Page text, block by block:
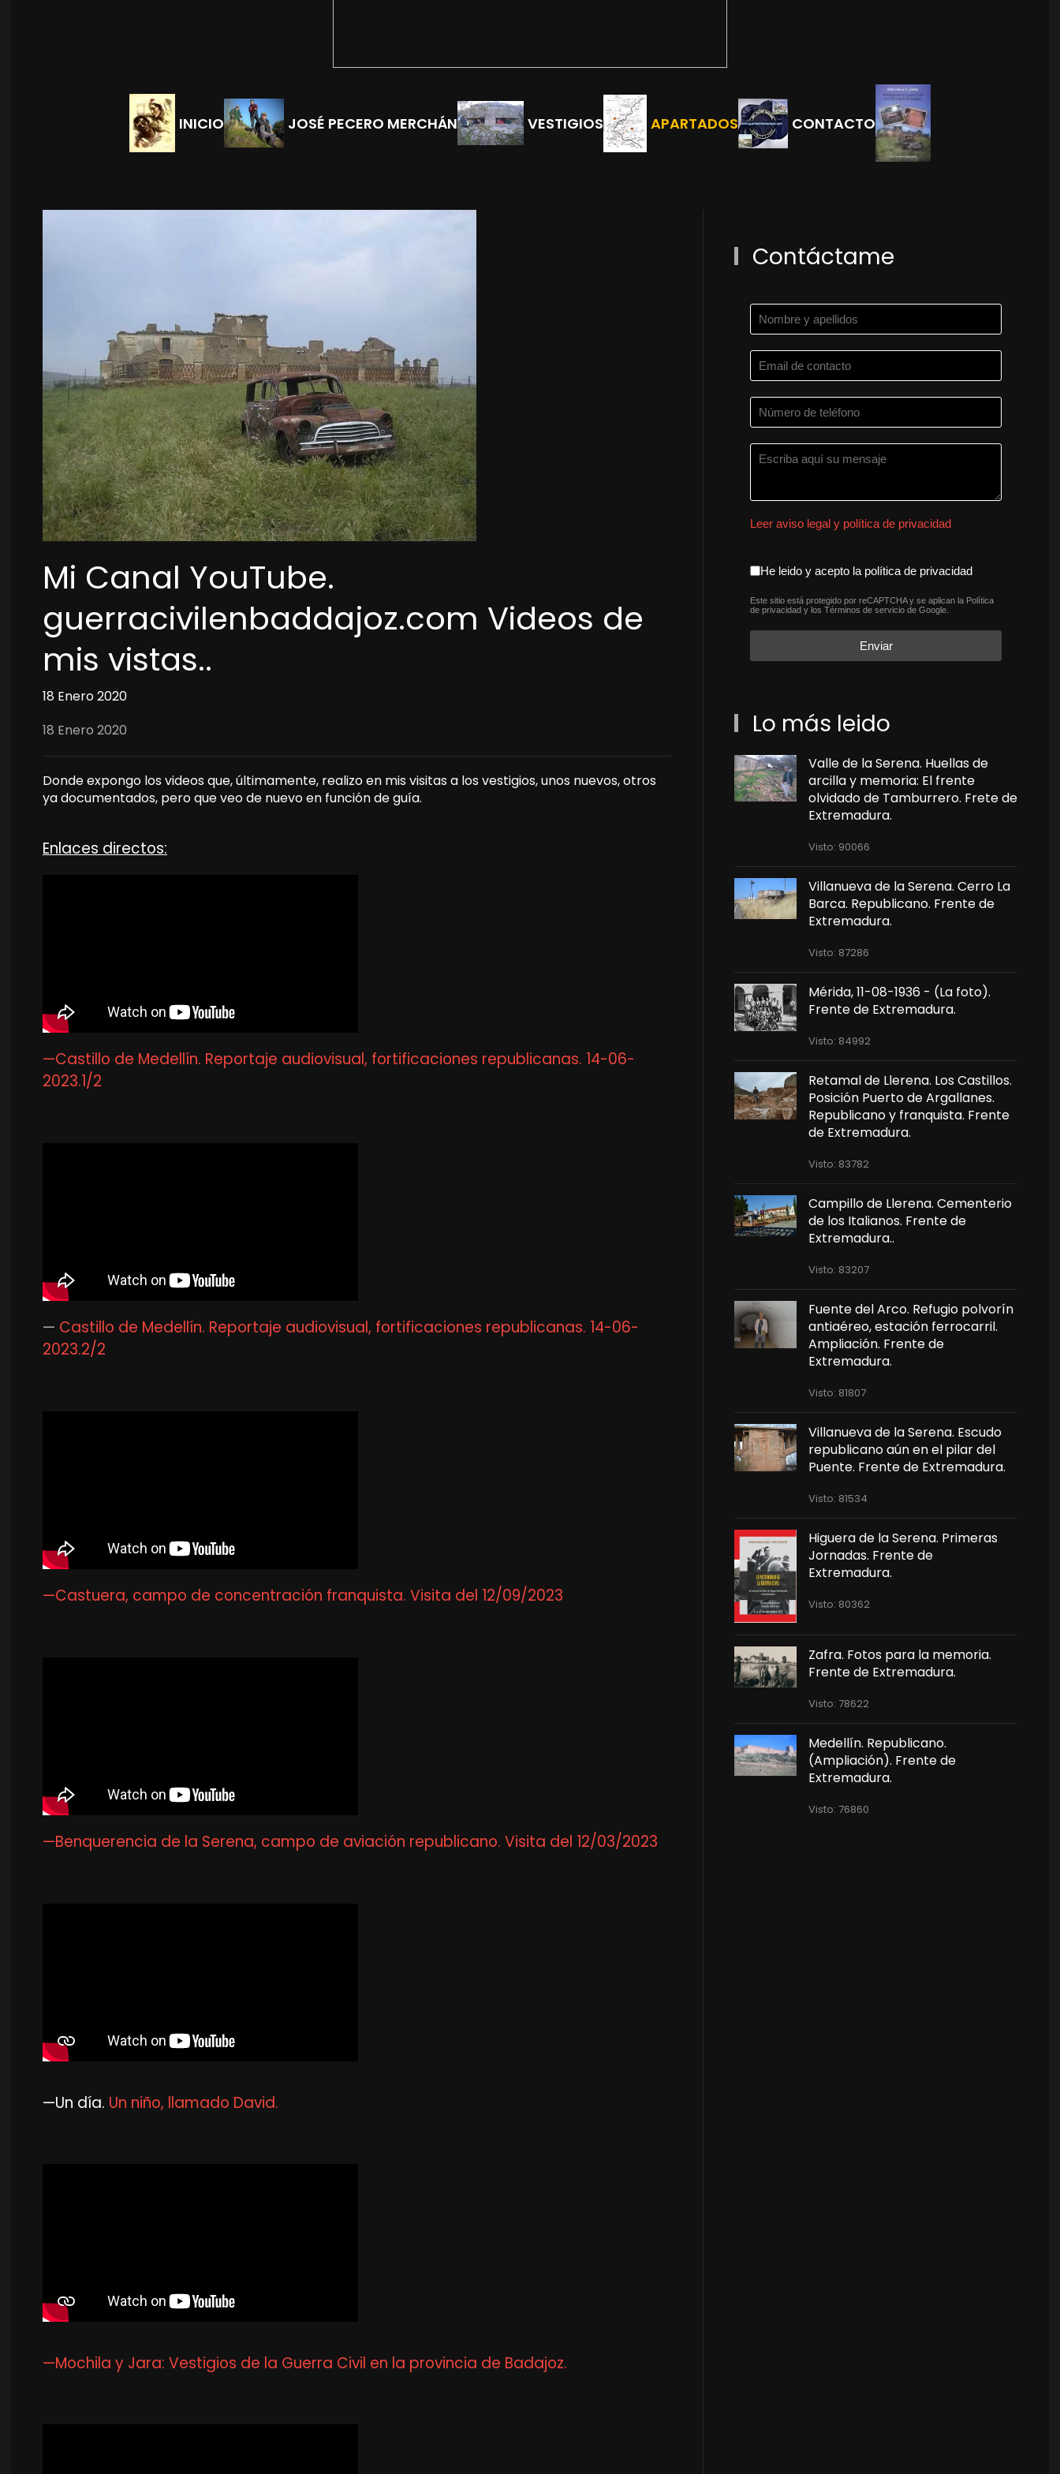
INICIO JOSÉ PECERO MERCHÁN VESTIGIOS APARTADOS CONTACTO
Mi Canal YouTube.
guerracivilenbaddajoz.com Videos de
mis vistas..
18 Enero 2020
18 Enero 2020
Donde expongo los videos que, últimamente, realizo en mis visitas a los vestigios, unos nuevos, otros
ya documentados, pero que veo de nuevo en función de guía.
Enlaces directos:
—Castillo de Medellín. Reportaje audiovisual, fortificaciones republicanas. 14-06-
2023.1/2
— Castillo de Medellín. Reportaje audiovisual, fortificaciones republicanas. 14-06-
2023.2/2
—Castuera, campo de concentración franquista. Visita del 12/09/2023
—Benquerencia de la Serena, campo de aviación republicano. Visita del 12/03/2023
—Un día. Un niño, llamado David.
—Mochila y Jara: Vestigios de la Guerra Civil en la provincia de Badajoz.
Contáctame
Leer aviso legal y política de privacidad
aceptacion política de
He leido y acepto la política de privacidad
reCAPTCHA*
Este sitio está protegido por reCAPTCHA y se aplican la Política
de privacidad y losTérminos de servicio de Google.
Enviar
Lo más leido
Valle de la Serena. Huellas de
arcilla y memoria: El frente
olvidado de Tamburrero. Frete de
Extremadura.
Visto: 90066
Villanueva de la Serena. Cerro La
Barca. Republicano. Frente de
Extremadura.
Visto: 87286
Mérida, 11-08-1936 - (La foto).
Frente de Extremadura.
Visto: 84992
Retamal de Llerena. Los Castillos.
Posición Puerto de Argallanes.
Republicano y franquista. Frente
de Extremadura.
Visto: 83782
Campillo de Llerena. Cementerio
de los Italianos. Frente de
Extremadura..
Visto: 83207
Fuente del Arco. Refugio polvorín
antiaéreo, estación ferrocarril.
Ampliación. Frente de
Extremadura.
Visto: 81807
Villanueva de la Serena. Escudo
republicano aún en el pilar del
Puente. Frente de Extremadura.
Visto: 81534
Higuera de la Serena. Primeras
Jornadas. Frente de
Extremadura.
Visto: 80362
Zafra. Fotos para la memoria.
Frente de Extremadura.
Visto: 78622
Medellín. Republicano.
(Ampliación). Frente de
Extremadura.
Visto: 76860